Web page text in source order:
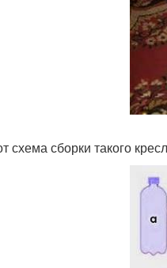
схема сборки такого